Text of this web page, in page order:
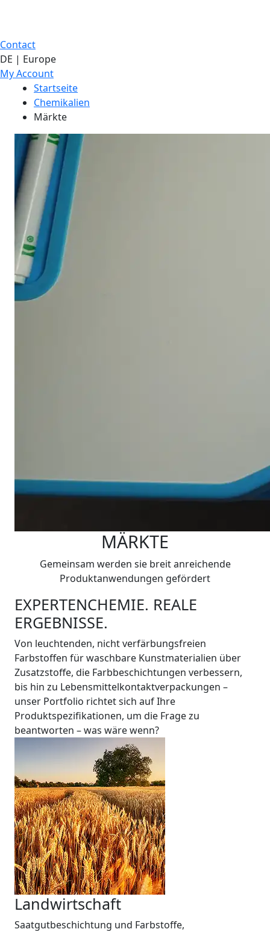
Contact
DE | Europe
My Account
Startseite
Chemikalien
Märkte
MÄRKTE
Gemeinsam werden sie breit anreichende
Produktanwendungen gefördert
EXPERTENCHEMIE. REALE
ERGEBNISSE.
Von leuchtenden, nicht verfärbungsfreien
Farbstoffen für waschbare Kunstmaterialien über
Zusatzstoffe, die Farbbeschichtungen verbessern,
bis hin zu Lebensmittelkontaktverpackungen –
unser Portfolio richtet sich auf Ihre
Produktspezifikationen, um die Frage zu
beantworten – was wäre wenn?
Landwirtschaft
Saatgutbeschichtung und Farbstoffe,